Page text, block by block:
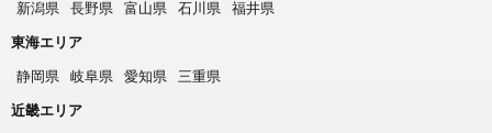
新潟県
長野県 富山県 石川県
福井県
東海エリア
静岡県
岐阜県 愛知県
三重県
近畿エリア